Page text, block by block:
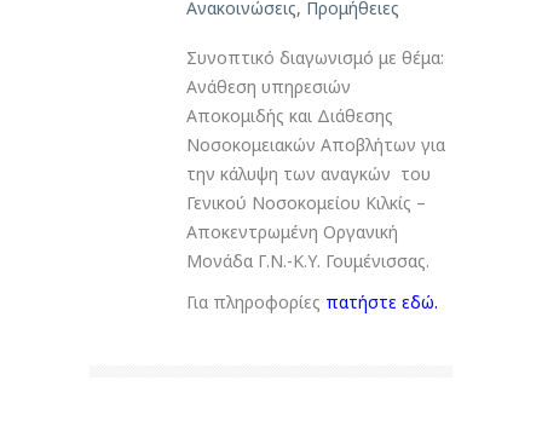
Ανακοινώσεις, Προμήθειες
Συνοπτικό διαγωνισμό με θέμα:
Ανάθεση υπηρεσιών
Αποκομιδής και Διάθεσης
Νοσοκομειακών Αποβλήτων για
την κάλυψη των αναγκών του
Γενικού Νοσοκομείου Κιλκίς –
Αποκεντρωμένη Οργανική
Μονάδα Γ.Ν.-Κ.Υ. Γουμένισσας.
Για πληροφορίες πατήστε εδώ.